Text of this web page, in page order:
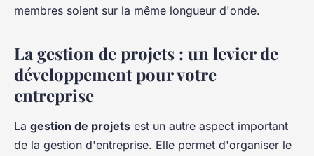
membres soient sur la même longueur d'onde.
La gestion de projets : un levier de
développement pour votre
entreprise
La gestion de projets est un autre aspect important
de la gestion d'entreprise. Elle permet d'organiser le